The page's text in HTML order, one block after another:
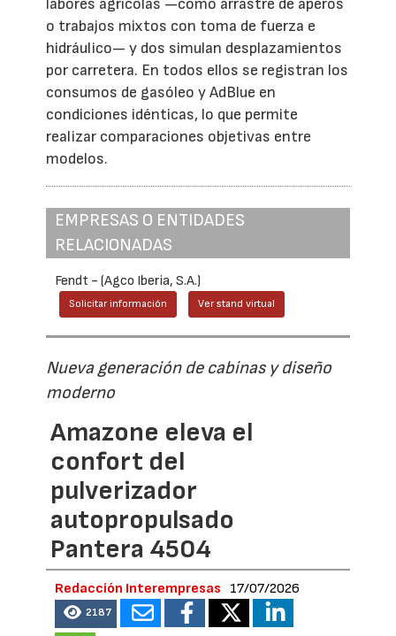
labores agrícolas —como arrastre de aperos
o trabajos mixtos con toma de fuerza e
hidráulico— y dos simulan desplazamientos
por carretera. En todos ellos se registran los
consumos de gasóleo y AdBlue en
condiciones idénticas, lo que permite
realizar comparaciones objetivas entre
modelos.
EMPRESAS O ENTIDADES
RELACIONADAS
Fendt - (Agco Iberia, S.A.)
Solicitar información Ver stand virtual
Nueva generación de cabinas y diseño
moderno
Amazone eleva el
confort del
pulverizador
autopropulsado
Pantera 4504
Redacción Interempresas 17/07/2026
2187